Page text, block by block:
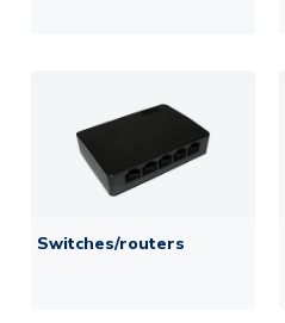
Switches/routers